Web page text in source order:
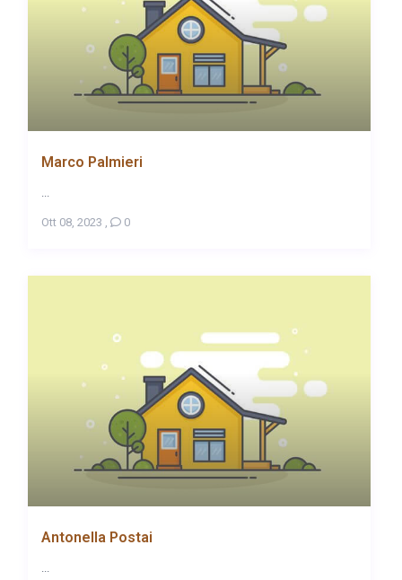
Marco Palmieri
Ott 08, 2023 0
Antonella Postai